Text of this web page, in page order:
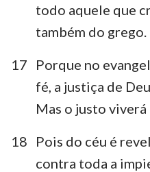
todo aquele que
também do grego.
17
Porque no
fé, a justiça de
Mas o justo viverá
18
Pois do céu é
contra toda a